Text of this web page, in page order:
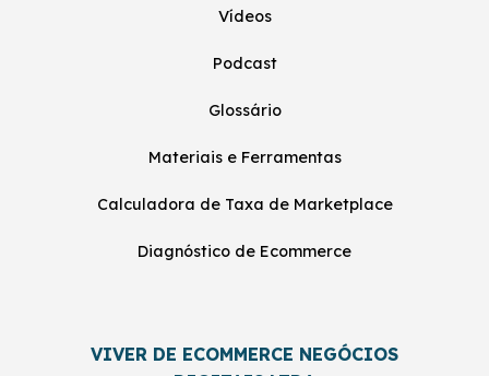
Vídeos
Podcast
Glossário
Materiais e Ferramentas
Calculadora de Taxa de Marketplace
Diagnóstico de Ecommerce
VIVER DE ECOMMERCE NEGÓCIOS